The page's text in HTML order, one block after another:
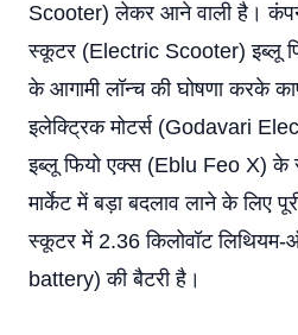
Scooter) लेकर आने वाली है।
स्कूटर (Electric Scooter) इब्लू
के आगामी लॉन्च की घोषणा करके
इलेक्ट्रिक मोटर्स (Godavari
इब्लू फियो एक्स (Eblu Feo X)
मार्केट में बड़ा बदलाव लाने के लिए
स्कूटर में 2.36 किलोवॉट
battery) की बैटरी है।